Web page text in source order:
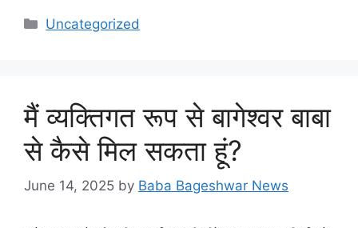
Categories
Uncategorized
मैं व्यक्तिगत रूप से बागेश्वर बाबा
से कैसे मिल सकता हूं?
June 14, 2025 by Baba Bageshwar News